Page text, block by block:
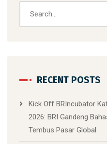
RECENT POSTS
Kick Off BRIncubator
2026: BRI Gandeng
Tembus Pasar Global